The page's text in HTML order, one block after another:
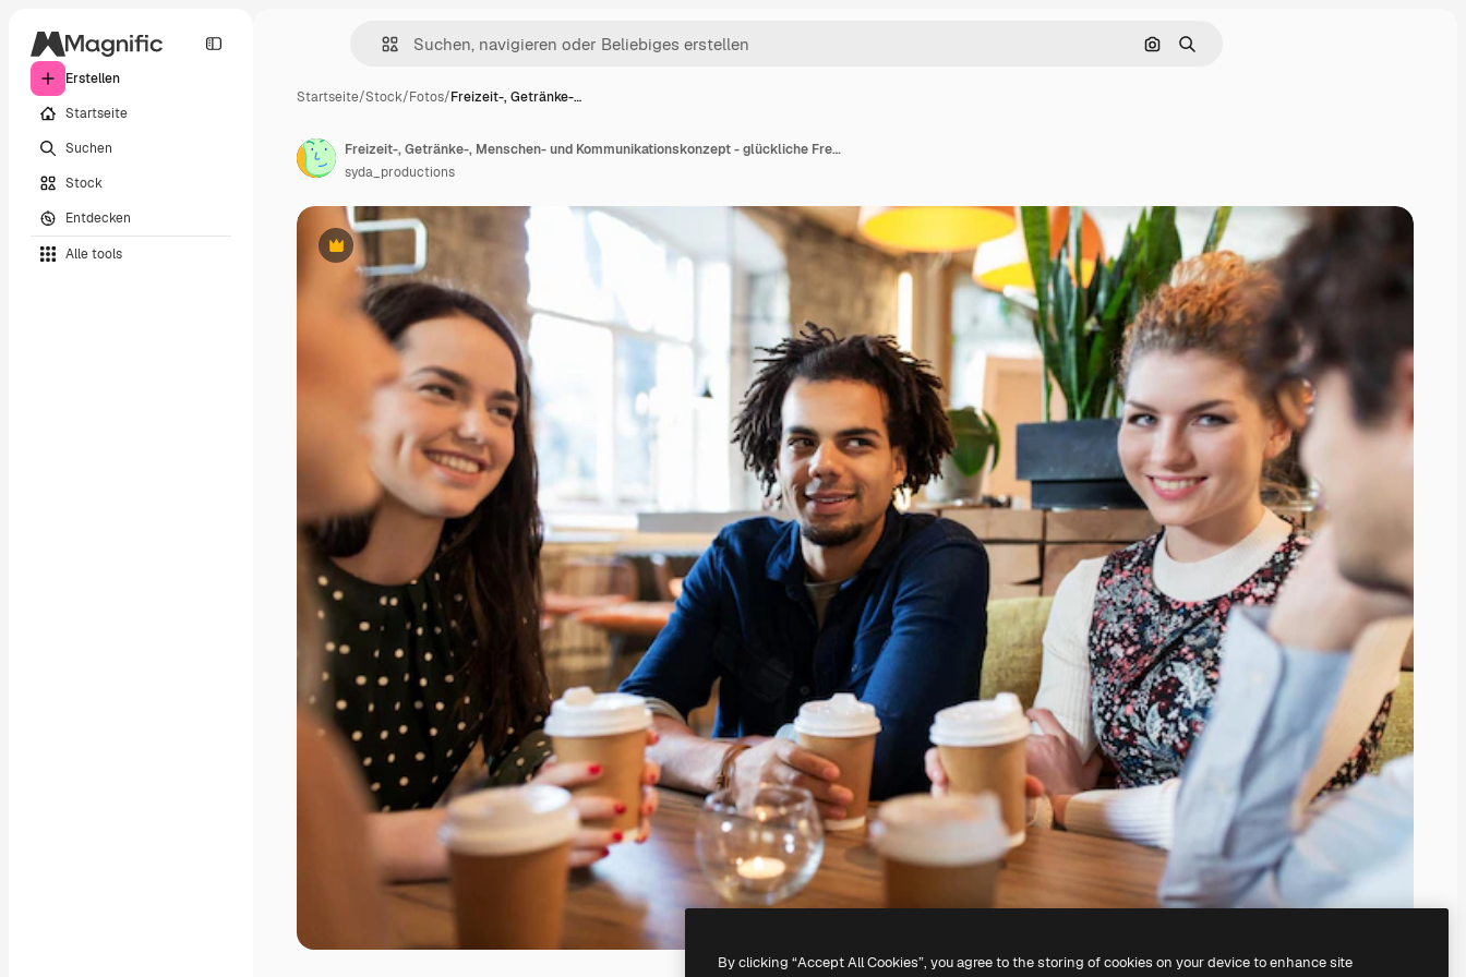
Erstellen
Startseite
Suchen
Stock
Entdecken
Alle tools
Nach Bild suchen
Suchen
Startseite/Stock/Fotos/Freizeit-, Getränke-…
Premium
Freizeit-, Getränke-, Menschen- und Kommunikationskonzept - glückliche Freunde, die im Restaurant oder Café Kaffee aus Einweg-Pappbechern trinken
syda_productions
By clicking “Accept All Cookies”, you agree to the storing of cookies on your device to enhance site